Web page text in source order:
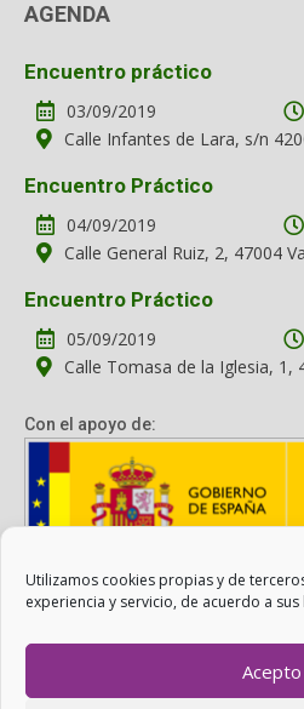
Utilizamos cookies propias y de
experiencia y servicio, de acuerdo a
Acepto
AGENDA
Encuentro práctico
03/09/2019
Calle Infantes de Lara, s/n
Encuentro Práctico
04/09/2019
Calle General Ruiz, 2, 47004
Encuentro Práctico
05/09/2019
Calle Tomasa de la Iglesia, 1,
Con el apoyo de:
Con el apoyo del Ministerio de Consumo.
responsabilidad exclusiva de la